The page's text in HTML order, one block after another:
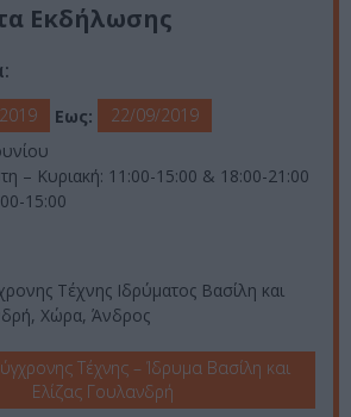
Εκδήλωσης
Εως:
22/09/2019
– Κυριακή: 11:00-15:00 & 18:00-21:00
15:00
Τέχνης Ιδρύματος Βασίλη και
Χώρα, Άνδρος
Τέχνης – Ίδρυμα Βασίλη και
Ελίζας Γουλανδρή